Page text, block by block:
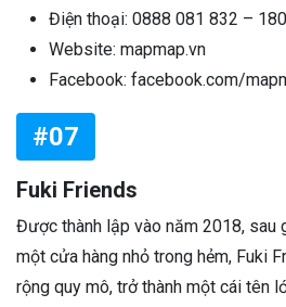
Điện thoại: 0888 081 832 –
Website: mapmap.vn
Facebook: facebook.com/
#07
Fuki Friends
Được thành lập vào năm 2018, sau
một cửa hàng nhỏ trong hẻm, Fuki
rộng quy mô, trở thành một cái tên